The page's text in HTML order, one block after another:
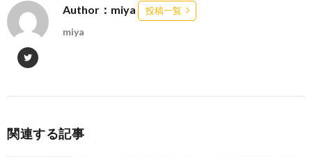
Author：miya 投稿一覧
miya
関連する記事